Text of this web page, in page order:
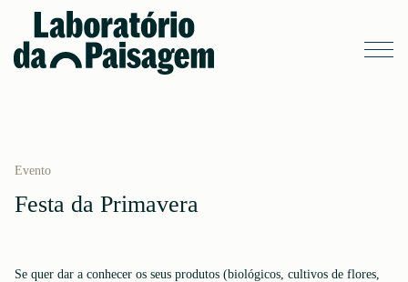
Evento
Festa da Primavera
Se quer dar a conhecer os seus produtos (biológicos, cultivos de flores,